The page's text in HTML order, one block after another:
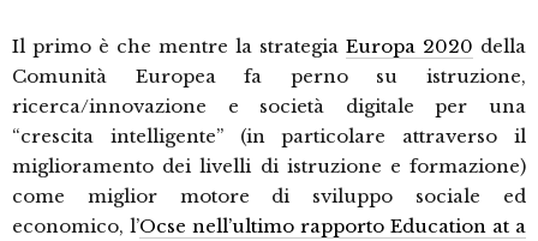
Il primo è che mentre la strategia Europa 2020 della
Comunità Europea fa perno su istruzione,
ricerca/innovazione e società digitale per una
“crescita intelligente” (in particolare attraverso il
miglioramento dei livelli di istruzione e formazione)
come miglior motore di sviluppo sociale ed
economico, l’Ocse nell’ultimo rapporto Education at a